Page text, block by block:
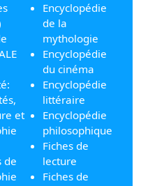
et
de
Encyclopédie
de la
mythologie
Encyclopédie
du cinéma
Encyclopédie
littéraire
Encyclopédie
philosophique
Fiches de
lecture
Fiches de